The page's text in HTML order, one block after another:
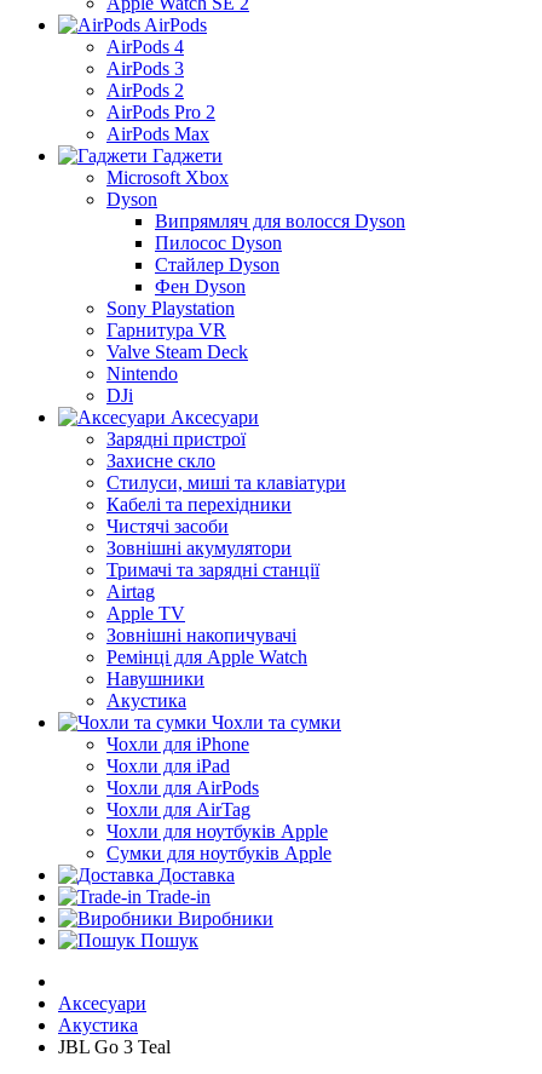
AirPods
AirPods 4
AirPods 3
AirPods 2
AirPods Pro 2
AirPods Max
Гаджети
Microsoft Xbox
Dyson
Випрямляч для волосся Dyson
Пилосос Dyson
Стайлер Dyson
Фен Dyson
Sony Playstation
Гарнитура VR
Valve Steam Deck
Nintendo
DJi
Аксесуари
Зарядні пристрої
Захисне скло
Стилуси, миші та клавіатури
Кабелі та перехідники
Чистячі засоби
Зовнішні акумулятори
Тримачі та зарядні станції
Airtag
Apple TV
Зовнішні накопичувачі
Ремінці для Apple Watch
Навушники
Акустика
Чохли та сумки
Чохли для iPhone
Чохли для iPad
Чохли для AirPods
Чохли для AirTag
Чохли для ноутбуків Apple
Сумки для ноутбуків Apple
Доставка
Trade-in
Виробники
Пошук
Аксесуари
Акустика
JBL Go 3 Teal